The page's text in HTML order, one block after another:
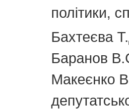
політики,
Бахтеєва
Баранов
Макеєнко